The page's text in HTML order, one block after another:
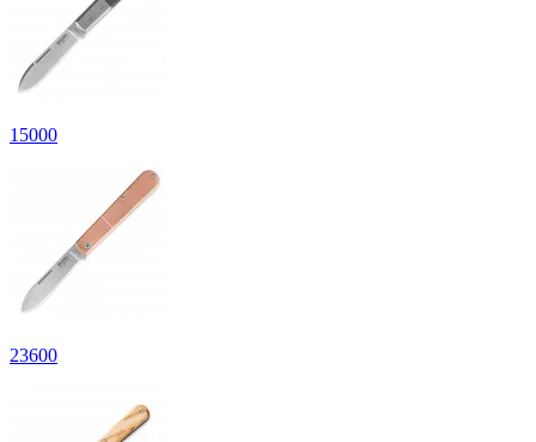
15000
23600